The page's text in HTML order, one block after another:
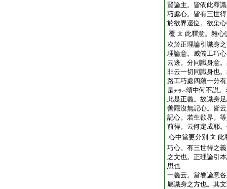
賢論主。皆依此釋
巧處心。皆有三世
於欲界還位。欲染
覆 文 此釋意。雜心
次於正理論引識身
理論意。威儀工巧
云邊。分同識身意
非云一切同識身也
路工巧處四蘊一分
是ナラハ頌中何不説。
此是正義。故識身
善隱沒無記心。皆
記心。若生欲界。
前得。云何定成耶
心中當更分別 文 此
巧心。有三世得之
之文也。正理論引
思也
一義云。當卷論意
屬識身之方也。其